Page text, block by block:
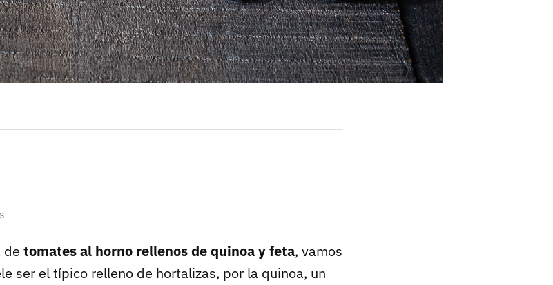
de tomates al horno rellenos de quinoa y feta, vamos
ser el típico relleno de hortalizas, por la quinoa, un